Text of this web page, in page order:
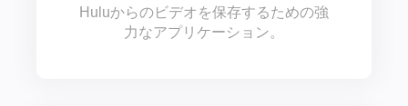
Huluからのビデオを保存するための強
力なアプリケーション。